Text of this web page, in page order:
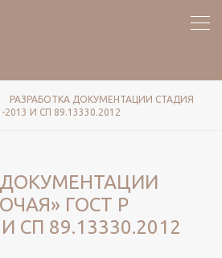
РАЗРАБОТКА ДОКУМЕНТАЦИИ СТАДИЯ
И СП 89.13330.2012
ДОКУМЕНТАЦИИ
ГОСТ Р
СП 89.13330.2012